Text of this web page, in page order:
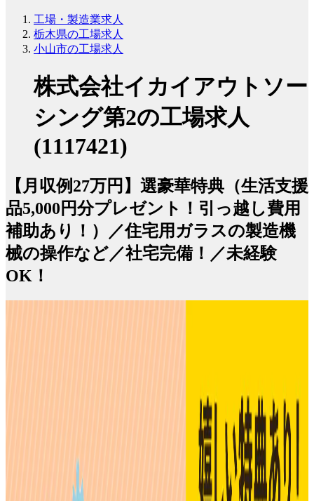
工場・製造業求人
栃木県の工場求人
小山市の工場求人
株式会社イカイアウトソー
シング第2の工場求人
(1117421)
【月収例27万円】選豪華特典（生活支援
品5,000円分プレゼント！引っ越し費用
補助あり！）／住宅用ガラスの製造機
械の操作など／社宅完備！／未経験
OK！